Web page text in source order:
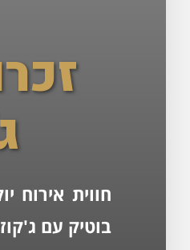
חווית אירוח
בוטיק עם